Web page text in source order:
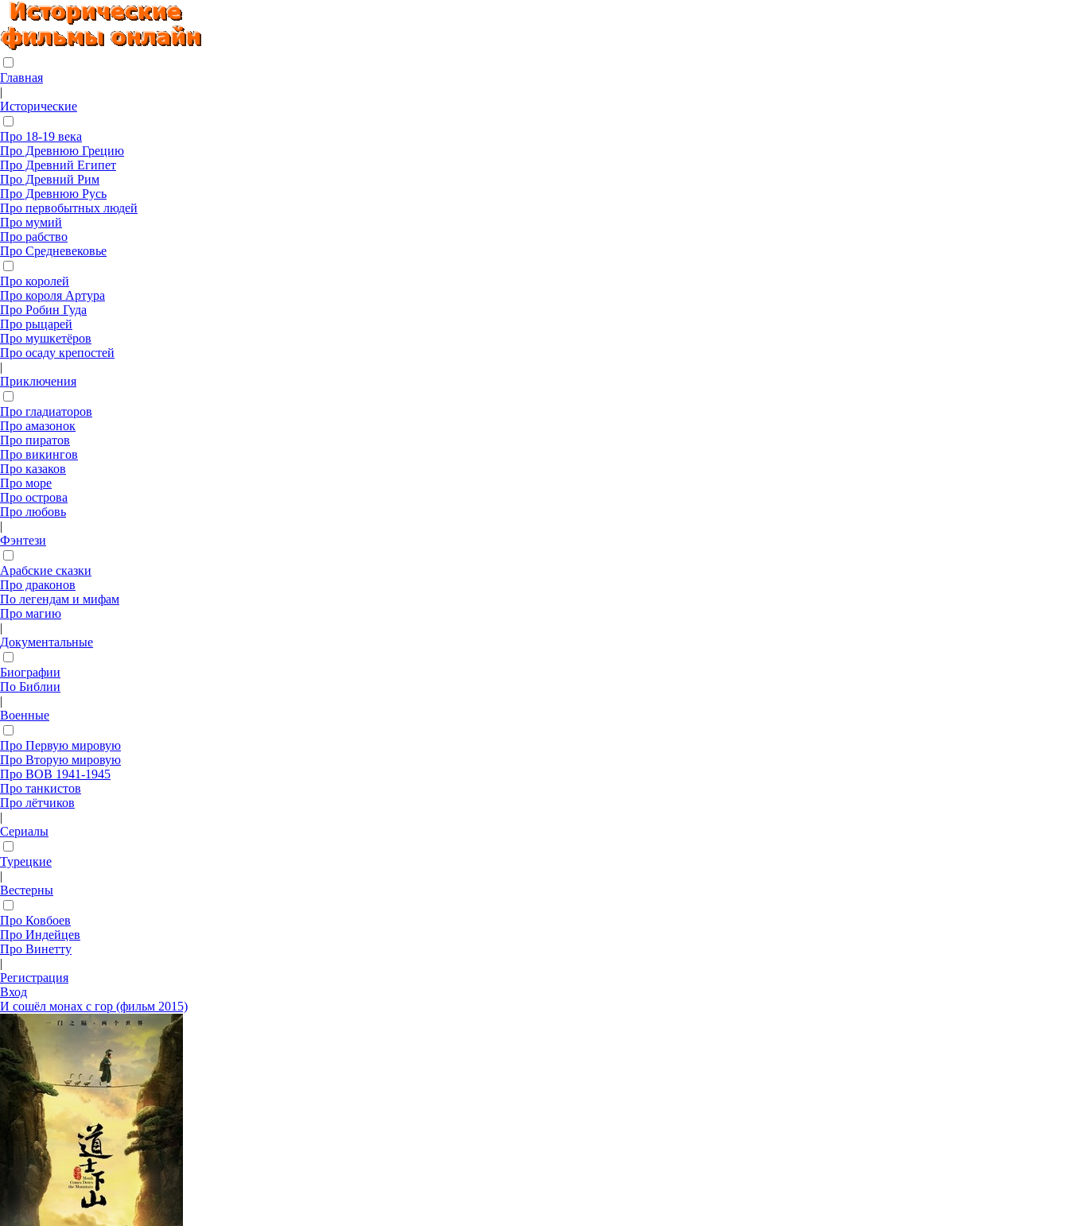
Главная
|
Исторические
Про 18-19 века
Про Древнюю Грецию
Про Древний Египет
Про Древний Рим
Про Древнюю Русь
Про первобытных людей
Про мумий
Про рабство
Про Средневековье
Про королей
Про короля Артура
Про Робин Гуда
Про рыцарей
Про мушкетёров
Про осаду крепостей
|
Приключения
Про гладиаторов
Про амазонок
Про пиратов
Про викингов
Про казаков
Про море
Про острова
Про любовь
|
Фэнтези
Арабские сказки
Про драконов
По легендам и мифам
Про магию
|
Документальные
Биографии
По Библии
|
Военные
Про Первую мировую
Про Вторую мировую
Про ВОВ 1941-1945
Про танкистов
Про лётчиков
|
Сериалы
Турецкие
|
Вестерны
Про Ковбоев
Про Индейцев
Про Винетту
|
Регистрация
Вход
И сошёл монах с гор (фильм 2015)